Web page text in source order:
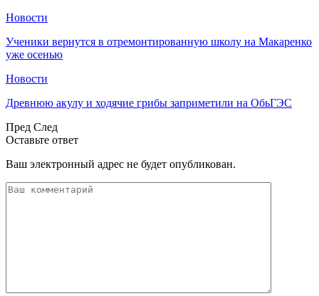
Новости
Ученики вернутся в отремонтированную школу на Макаренко
уже осенью
Новости
Древнюю акулу и ходячие грибы заприметили на ОбьГЭС
Пред След
Оставьте ответ
Ваш электронный адрес не будет опубликован.